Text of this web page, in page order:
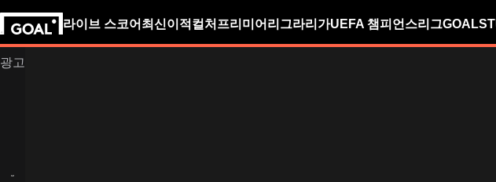
라이브 스코어 최신이적 컬처 프리미어리그라리가UEFA 챔피언스리그